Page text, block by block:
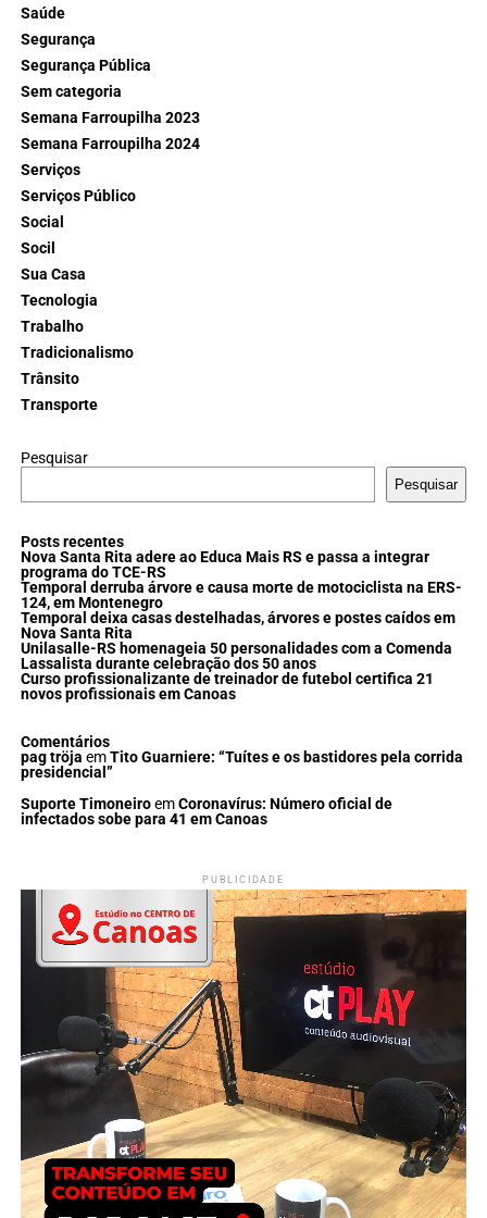
Saúde
Segurança
Segurança Pública
Sem categoria
Semana Farroupilha 2023
Semana Farroupilha 2024
Serviços
Serviços Público
Social
Socil
Sua Casa
Tecnologia
Trabalho
Tradicionalismo
Trânsito
Transporte
Pesquisar
Pesquisar
Posts recentes
Nova Santa Rita adere ao Educa Mais RS e passa a integrar
programa do TCE-RS
Temporal derruba árvore e causa morte de motociclista na ERS-
124, em Montenegro
Temporal deixa casas destelhadas, árvores e postes caídos em
Nova Santa Rita
Unilasalle-RS homenageia 50 personalidades com a Comenda
Lassalista durante celebração dos 50 anos
Curso profissionalizante de treinador de futebol certifica 21
novos profissionais em Canoas
Comentários
pag tröja emTito Guarniere: “Tuítes e os bastidores pela corrida
presidencial”
Suporte TimoneiroemCoronavírus: Número oficial de
infectados sobe para 41 em Canoas
PUBLICIDADE